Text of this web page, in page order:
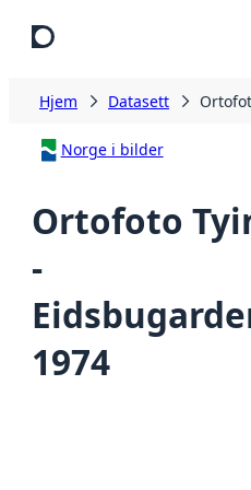
Hjem Datasett
Norge i bilder
Ortofoto
-
1974